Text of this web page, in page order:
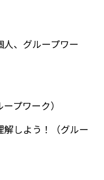
、グループワー
プワーク）
しよう！（グルー